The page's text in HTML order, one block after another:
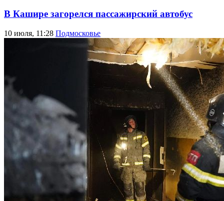
В Кашире загорелся пассажирский автобус
10 июля, 11:28 Подмосковье